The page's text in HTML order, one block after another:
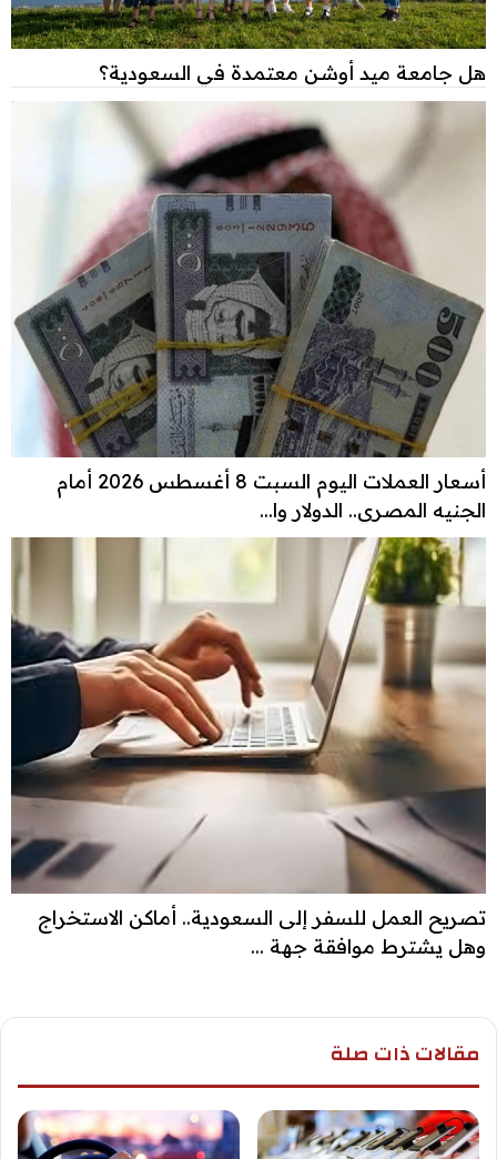
هل جامعة ميد أوشن معتمدة في السعودية؟
أسعار العملات اليوم السبت 8 أغسطس 2026 أمام
الجنيه المصري.. الدولار وا...
تصريح العمل للسفر إلى السعودية.. أماكن الاستخراج
وهل يشترط موافقة جهة ...
مقالات ذات صلة